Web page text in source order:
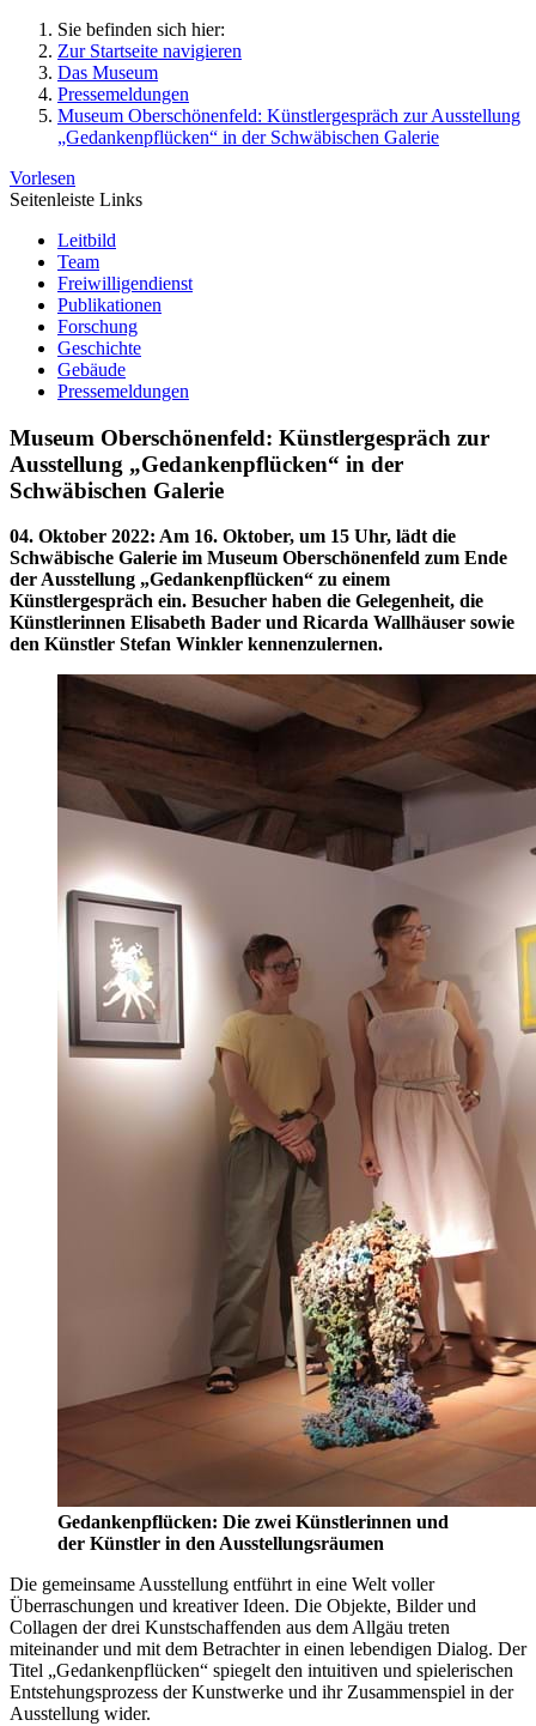
Sie befinden sich hier:
Zur Startseite navigieren
Das Museum
Pressemeldungen
Museum Oberschönenfeld: Künstlergespräch zur Ausstellung
„Gedankenpflücken“ in der Schwäbischen Galerie
Vorlesen
Seitenleiste Links
Leitbild
Team
Freiwilligendienst
Publikationen
Forschung
Geschichte
Gebäude
Pressemeldungen
Museum Oberschönenfeld: Künstlergespräch zur
Ausstellung „Gedankenpflücken“ in der
Schwäbischen Galerie
04. Oktober 2022: Am 16. Oktober, um 15 Uhr, lädt die
Schwäbische Galerie im Museum Oberschönenfeld zum Ende
der Ausstellung „Gedankenpflücken“ zu einem
Künstlergespräch ein. Besucher haben die Gelegenheit, die
Künstlerinnen Elisabeth Bader und Ricarda Wallhäuser sowie
den Künstler Stefan Winkler kennenzulernen.
Gedankenpflücken: Die zwei Künstlerinnen und
der Künstler in den Ausstellungsräumen
Die gemeinsame Ausstellung entführt in eine Welt voller
Überraschungen und kreativer Ideen. Die Objekte, Bilder und
Collagen der drei Kunstschaffenden aus dem Allgäu treten
miteinander und mit dem Betrachter in einen lebendigen Dialog. Der
Titel „Gedankenpflücken“ spiegelt den intuitiven und spielerischen
Entstehungsprozess der Kunstwerke und ihr Zusammenspiel in der
Ausstellung wider.